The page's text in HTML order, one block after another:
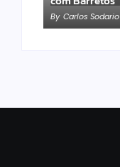
By Carlos Sodario